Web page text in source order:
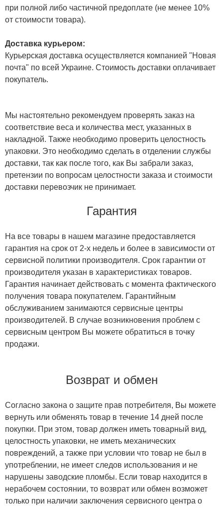
при полной либо частичной предоплате (не менее 10%
от стоимости товара).
Доставка курьером:
Курьерская доставка осуществляется компанией "Новая
почта" по всей Украине. Стоимость доставки оплачивает
покупатель.
Мы настоятельно рекомендуем проверять заказ на
соответствие веса и количества мест, указанных в
накладной. Также необходимо проверить целостность
упаковки. Это необходимо сделать в отделении службы
доставки, так как после того, как Вы забрали заказ,
претензии по вопросам целостности заказа и стоимости
доставки перевозчик не принимает.
Гарантия
На все товары в нашем магазине предоставляется
гарантия на срок от 2-х недель и более в зависимости от
сервисной политики производителя. Срок гарантии от
производителя указан в характеристиках товаров.
Гарантия начинает действовать с момента фактического
получения товара покупателем. Гарантийным
обслуживанием занимаются сервисные центры
производителей. В случае возникновения проблем с
сервисным центром Вы можете обратиться в точку
продажи.
Возврат и обмен
Согласно закона о защите прав потребителя, Вы можете
вернуть или обменять товар в течение 14 дней после
покупки. При этом, товар должен иметь товарный вид,
целостность упаковки, не иметь механических
повреждений, а также при условии что товар не был в
употреблении, не имеет следов использования и не
нарушены заводские пломбы. Если товар находится в
нерабочем состоянии, то возврат или обмен возможет
только при наличии заключения сервисного центра о